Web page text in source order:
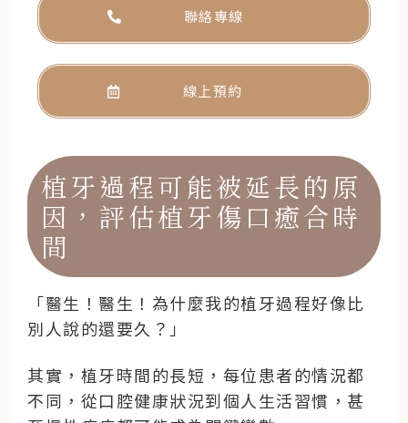
聯絡專線
線上預約
植牙過程可能被延長的原
因，評估植牙傷口癒合時
間
「醫生！醫生！為什麼我的植牙過程好像比
別人說的還要久？」
其實，植牙時間的長短，每位患者的情況都
不同，從口腔健康狀況到個人生活習慣，甚